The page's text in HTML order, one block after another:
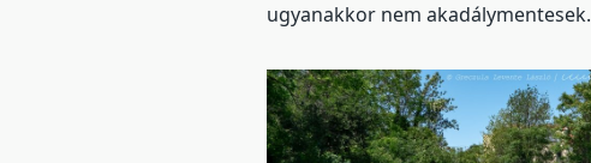
ugyanakkor nem akadálymentesek.